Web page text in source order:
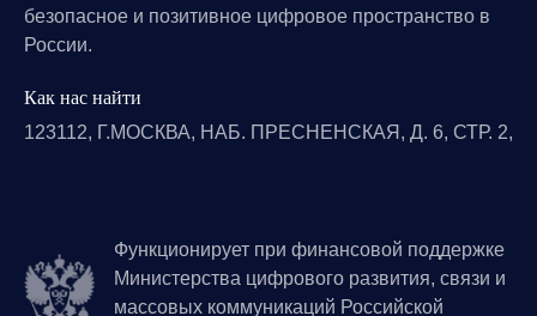
безопасное и позитивное цифровое пространство в
России.
Как нас найти
123112, Г.МОСКВА, НАБ. ПРЕСНЕНСКАЯ, Д. 6, СТР. 2,
Функционирует при финансовой поддержке
Министерства цифрового развития, связи и
массовых коммуникаций Российской